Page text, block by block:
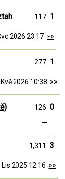
117 1
2026 23:17 »»
277 1
2026 10:38 »»
126 0
—
1,311 3
Lis 2025 12:16 »»